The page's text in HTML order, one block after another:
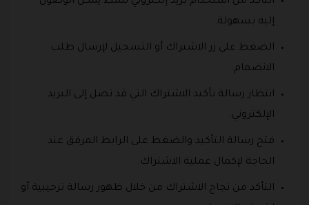
إليه بسهولة.
الضغط على زر الاشتراك أو التسجيل لإرسال طلب
الانضمام.
انتظار رسالة تأكيد الاشتراك التي قد تصل إلى البريد
الإلكتروني.
فتح رسالة التأكيد والضغط على الرابط المرفق عند
الحاجة لإكمال عملية الاشتراك.
التأكد من نجاح الاشتراك من خلال ظهور رسالة ترحيبية أو